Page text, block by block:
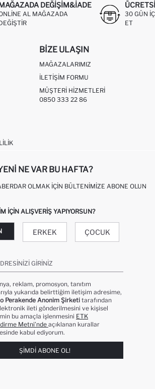
DEĞIŞIM&İADE
AL MAĞAZADA
30 GÜN
ET
BIZE ULAŞIN
MAĞAZALARIMIZ
İLETIŞIM FORMU
MÜŞTERI HIZMETLERI
0850 333 22 86
NE VAR BU HAFTA?
OLMAK İÇIN BÜLTENIMIZE ABONE OLUN
IÇIN ALIŞVERIŞ YAPIYORSUN?
ERKEK ÇOCUK
GIRINIZ
reklam, promosyon, tanıtım
yukarıda belirttiğim iletişim adresime,
Perakende Anonim Şirketitarafından
ileti gönderilmesini ve kişisel
bu amaçla işlenmesini ETK
Metni’nde açıklanan kurallar
kabul ediyorum.
ŞIMDI ABONE OL!